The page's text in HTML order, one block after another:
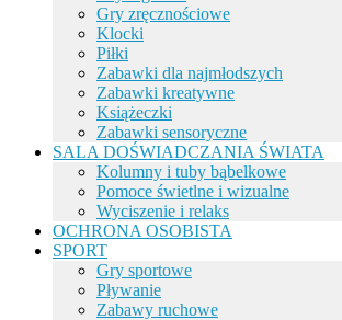
Gry zręcznościowe
Klocki
Piłki
Zabawki dla najmłodszych
Zabawki kreatywne
Książeczki
Zabawki sensoryczne
SALA DOŚWIADCZANIA ŚWIATA
Kolumny i tuby bąbelkowe
Pomoce świetlne i wizualne
Wyciszenie i relaks
OCHRONA OSOBISTA
SPORT
Gry sportowe
Pływanie
Zabawy ruchowe